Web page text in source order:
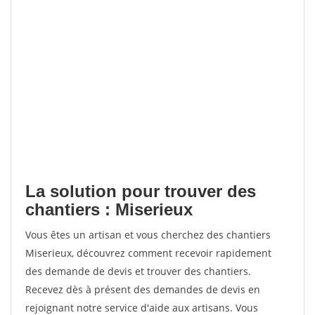
La solution pour trouver des
chantiers : Miserieux
Vous êtes un artisan et vous cherchez des chantiers
Miserieux, découvrez comment recevoir rapidement
des demande de devis et trouver des chantiers.
Recevez dès à présent des demandes de devis en
rejoignant notre service d'aide aux artisans. Vous